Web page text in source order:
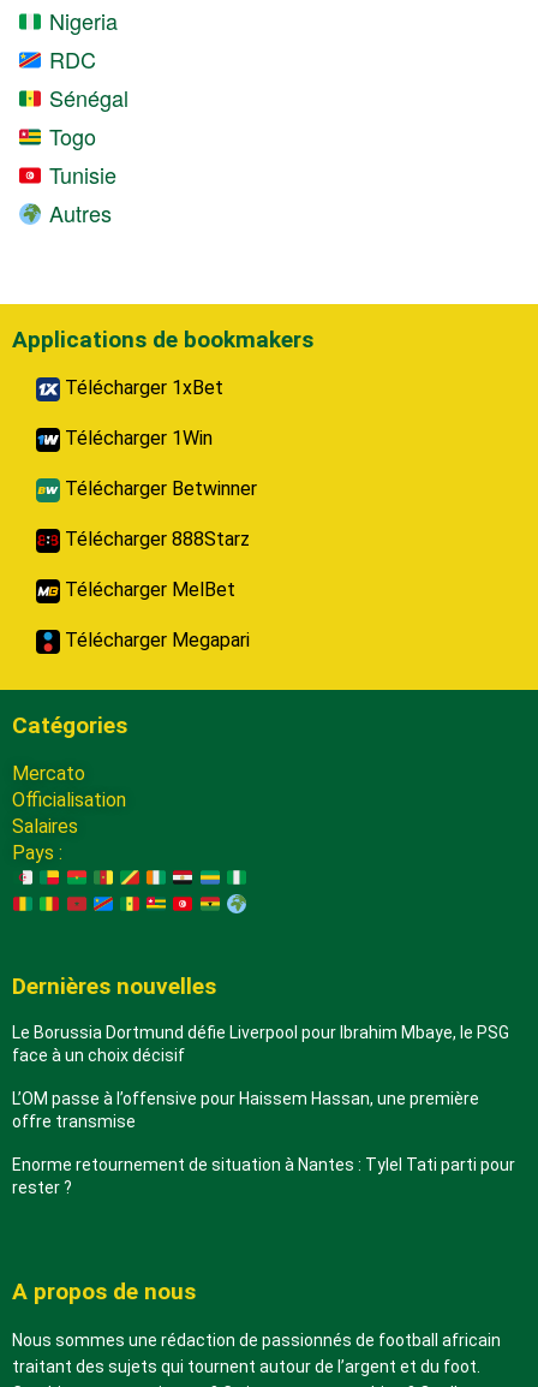
Nigeria
RDC
Sénégal
Togo
Tunisie
Autres
Applications de bookmakers
Télécharger 1xBet
Télécharger 1Win
Télécharger Betwinner
Télécharger 888Starz
Télécharger MelBet
Télécharger Megapari
Catégories
Mercato
Officialisation
Salaires
Pays :
Dernières nouvelles
Le Borussia Dortmund défie Liverpool pour Ibrahim Mbaye, le PSG
face à un choix décisif
L’OM passe à l’offensive pour Haissem Hassan, une première
offre transmise
Enorme retournement de situation à Nantes : Tylel Tati parti pour
rester ?
A propos de nous
Nous sommes une rédaction de passionnés de football africain
traitant des sujets qui tournent autour de l’argent et du foot.